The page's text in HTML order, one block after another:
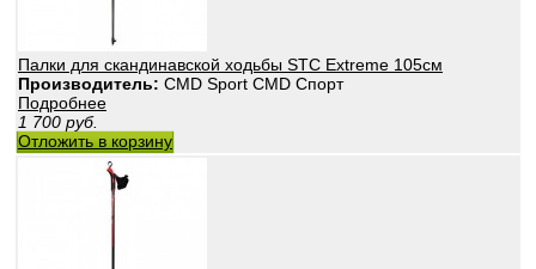
Палки для скандинавской ходьбы STC Extreme 105см
Производитель: CMD Sport CMD Спорт
Подробнее
1 700 руб.
Отложить в корзину